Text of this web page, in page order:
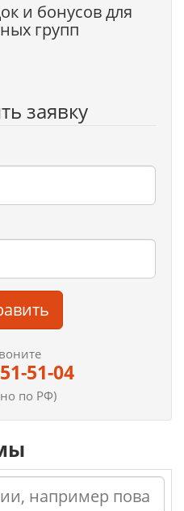
и бонусов для
групп
заявку
51-04
по РФ)